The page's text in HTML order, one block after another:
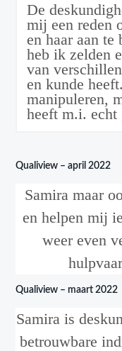
De
mij een reden
en haar aan te
heb ik zelden
van
en kunde
manipuleren,
heeft m.i. echt
Qualiview – april 2022
Samira maar
en helpen mij
weer even
Qualiview – maart 2022
Samira is
betrouwbare